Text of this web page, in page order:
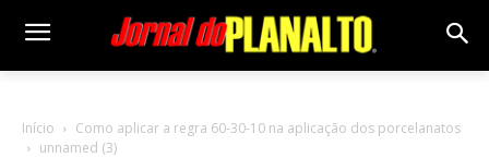
Início
Como aplicar a regra 60-30-10 na aplicação dos porcelanatos
unnamed (3)